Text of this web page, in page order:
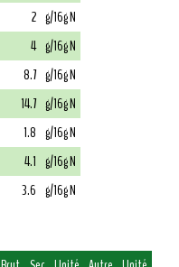
2 g/16g N
4 g/16g N
8.7 g/16g N
14.7 g/16g N
1.8 g/16g N
4.1 g/16g N
3.6 g/16g N